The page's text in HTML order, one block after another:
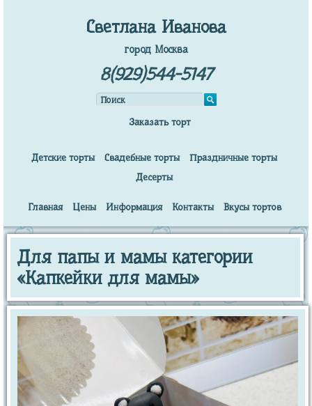
Светлана Иванова
город Москва
8(929)544-5147
Заказать торт
Детские торты Свадебные торты
Праздничные торты
Десерты
Главная Цены Информация Контакты Вкусы тортов
Для папы и мамы категории
«Капкейки для мамы»